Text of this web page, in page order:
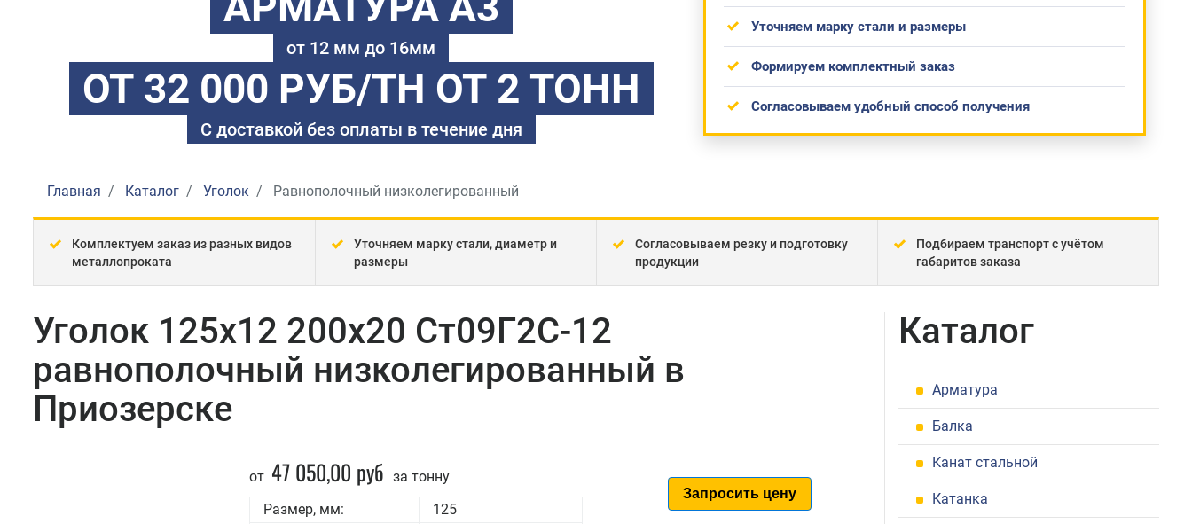
от 12 мм до 16мм
ОТ 32 000 РУБ/ТН ОТ 2 ТОНН
С доставкой без оплаты в течение дня
Уточняем марку стали и размеры
Формируем комплектный заказ
Согласовываем удобный способ получения
Главная Каталог Уголок Равнополочный низколегированный
Комплектуем заказ из разных видов
металлопроката
Уточняем марку стали, диаметр и
размеры
Согласовываем резку и подготовку
продукции
Подбираем транспорт с учётом
габаритов заказа
Уголок 125x12 200x20 Ст09Г2С-12
равнополочный низколегированный в
Приозерске
от 47 050,00 руб за тонну
Размер, мм:
125
Запросить цену
Каталог
Арматура
Балка
Канат стальной
Катанка